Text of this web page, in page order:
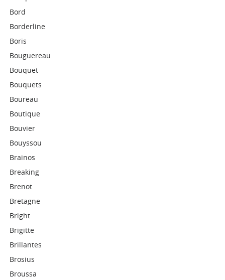
Bord
Borderline
Boris
Bouguereau
Bouquet
Bouquets
Boureau
Boutique
Bouvier
Bouyssou
Brainos
Breaking
Brenot
Bretagne
Bright
Brigitte
Brillantes
Brosius
Broussa